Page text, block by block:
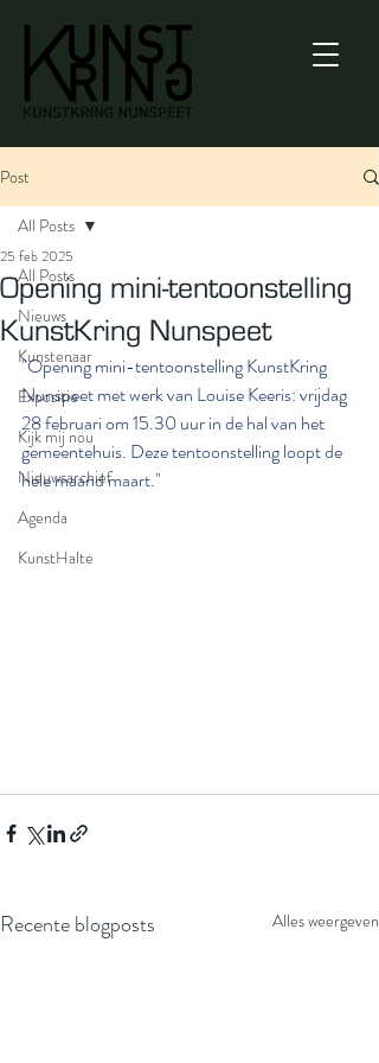
Post
All Posts
Nieuws
Kunstenaar
Expositie
Kijk mij nou
Nieuwsarchief
Agenda
KunstHalte
All Posts
Opening mini-tentoonstelling
KunstKring Nunspeet
25 feb 2025
"Opening mini-tentoonstelling KunstKring
Nunspeet met werk van Louise Keeris: vrijdag
28 februari om 15.30 uur in de hal van het
gemeentehuis. Deze tentoonstelling loopt de
hele maand maart."
Recente blogposts Alles weergeven